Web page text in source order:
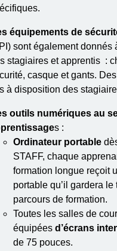
équipements de
sont également donnés
stagiaires et apprentis :
casque et gants.
à disposition des
outils numériques au
s :
Ordinateur portable
STAFF, chaque
formation longue reçoit
portable qu’il gardera le
parcours de formation.
Toutes les salles de
équipées d’écrans
de 75 pouces.